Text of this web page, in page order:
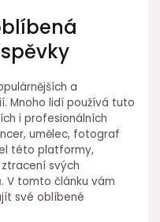
a
Mnoho lidí používá tuto
i profesionálních
umělec, fotograf
této platformy,
svých
V tomto článku vám
své oblíbené